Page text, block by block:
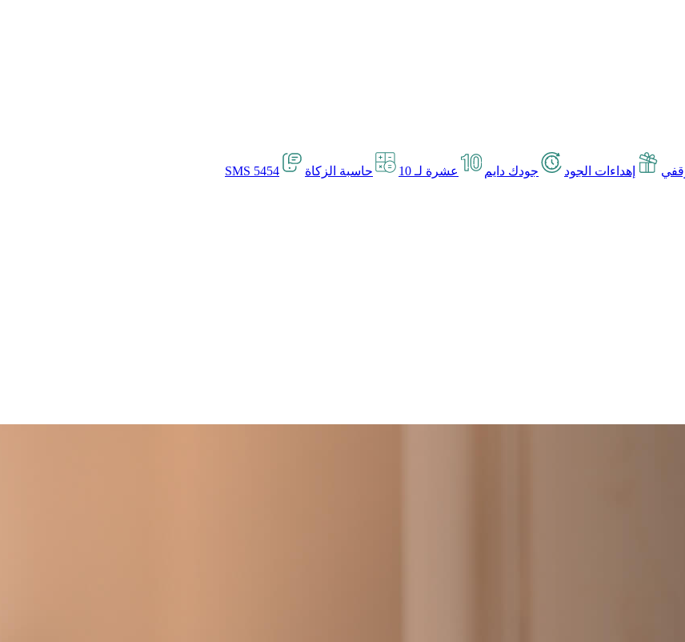
إهداءات الجود جودك دايم عشرة لـ 10 حاسبة الزكاة SMS 5454